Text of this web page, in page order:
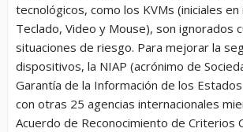
tecnológicos, como los KVMs (iniciales en
Teclado, Video y Mouse), son ignorados
situaciones de riesgo. Para mejorar la
dispositivos, la NIAP (acrónimo de
Garantía de la Información de los
con otras 25 agencias internacionales
Acuerdo de Reconocimiento de Criterios